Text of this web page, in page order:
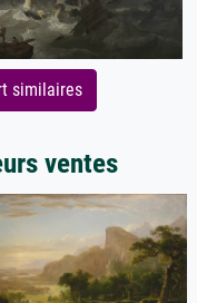
similaires
ventes